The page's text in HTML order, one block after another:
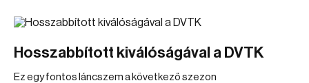
Hosszabbított kiválóságával a DVTK
Ez egy fontos láncszem a következő szezon